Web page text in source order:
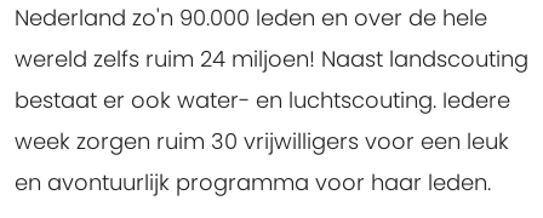
Nederland zo'n 90.000 leden en over de hele
wereld zelfs ruim 24 miljoen! Naast landscouting
bestaat er ook water- en luchtscouting. Iedere
week zorgen ruim 30 vrijwilligers voor een leuk
en avontuurlijk programma voor haar leden.